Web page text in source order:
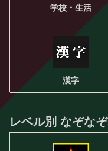
学校・生活
漢字
レベル別 なぞなぞ